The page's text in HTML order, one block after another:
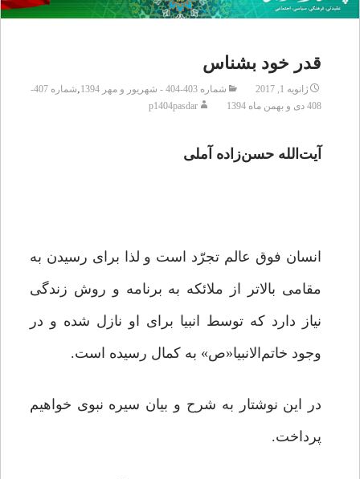
قدر خود بشناس
ژانویه 1, 2017 شماره 403-404 - شهریور و مهر 1394 ,
شماره 407-
408 دی و بهمن ماه 1394
p1404pasdar
آیت‌الله حسن‌زاده آملی
انسان فوق عالم تجرّد است و لذا برای رسیدن به
مقامی بالاتر از ملائکه به برنامه و روش زندگی
نیاز دارد که توسط انبیا برای او نازل شده و در
وجود خاتم‌الانبیا«ص» به کمال رسیده است.
در این نوشتار به شرح و بیان سیره نبوی خواهیم
پرداخت.